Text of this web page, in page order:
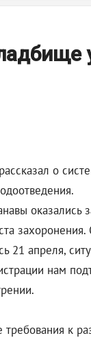
о
оказались
21 апреля,
нам
к